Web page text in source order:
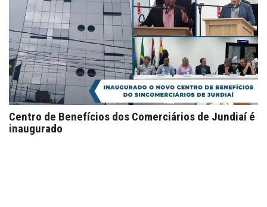
Centro de Benefícios dos Comerciários de Jundiaí é
inaugurado